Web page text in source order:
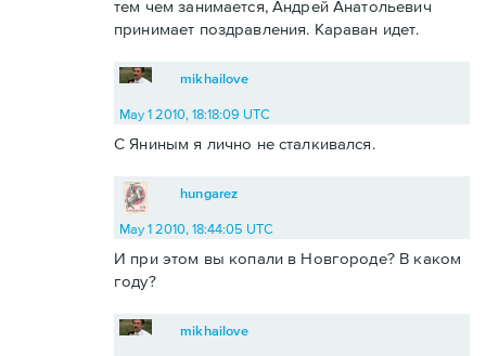
тем чем занимается, Андрей Анатольевич
принимает поздравления. Караван идет.
mikhailove
May 1 2010, 18:18:09 UTC
С Яниным я лично не сталкивался.
hungarez
May 1 2010, 18:44:05 UTC
И при этом вы копали в Новгороде? В каком
году?
mikhailove